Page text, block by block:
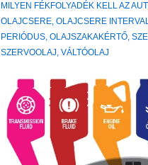
MILYEN FÉKFOLYADÉK KELL AZ
OLAJCSERE,OLAJCSERE
PERIÓDUS,OLAJSZAKAKÉRTŐ,
SZERVOOLAJ,VÁLTÓOLAJ